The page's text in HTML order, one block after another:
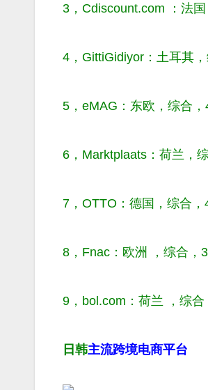
3，Cdiscount.com ：法国
4，GittiGidiyor：土耳其，
5，eMAG：东欧，综合，
6，Marktplaats：荷兰，
7，OTTO：德国，综合，
8，Fnac：欧洲 ，综合，
9，bol.com：荷兰 ，综
日韩主流跨境电商平台